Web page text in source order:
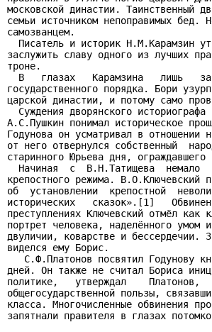
московской династии. Таинственный
семьи источником непоправимых бед.
самозванцем.
Писатель и историк Н.М.Карамзин
заслужить славу одного из лучших
троне.
В   глазах   Карамзина   лишь
государственного порядка. Бори
царской династии, и потому само
Суждения дворянского
А.С.Пушкин понимал историческое
Годунова он усматривал в
от него отвернулся собственный
старинного Юрьева дня, ограждавшего
Начиная  с  В.Н.Татищева  немало
крепостного режима.
об  установлении  крепостной
исторических   сказок».[1]
преступлениях Ключевский отмёл
портрет человека, наделённого
двуличии, коварстве и
виделся ему Борис.
С.Ф.Платонов посвятил Годунову
дней. Он также не считал Бориса
политике,   утверждал
общегосударственной пользы,
класса. Многочисленные обвинения
запятнали правителя в глазах